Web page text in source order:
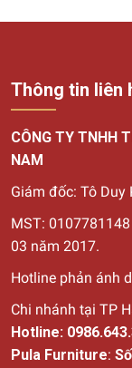
Thông tin liên
CÔNG TY TNHH
NAM
Giám đốc: Tô Duy
MST:
03 năm 2017.
Hotline phản ánh
Chi nhánh tại TP
Hotline:
Pula Furniture: